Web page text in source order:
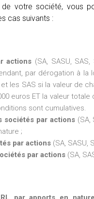
votre société, vous
cas suivants :
actions (SA, SASU,
par dérogation à la
les SAS si la valeur de
euros ET la valeur
sont cumulatives.
sociétés par actions(SA,
;
par actions (SA, SASU,
par actions (SA,